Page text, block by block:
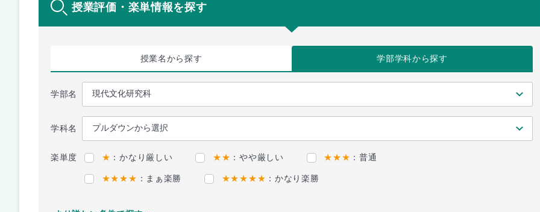
授業評価・楽単情報を探す
授業名から探す 学部学科から探す
学部名
学科名
楽単度 ★ ：かなり厳しい ★★ ：やや厳しい ★★★ ：普通
★★★★ ：まぁ楽勝 ★★★★★ ：かなり楽勝